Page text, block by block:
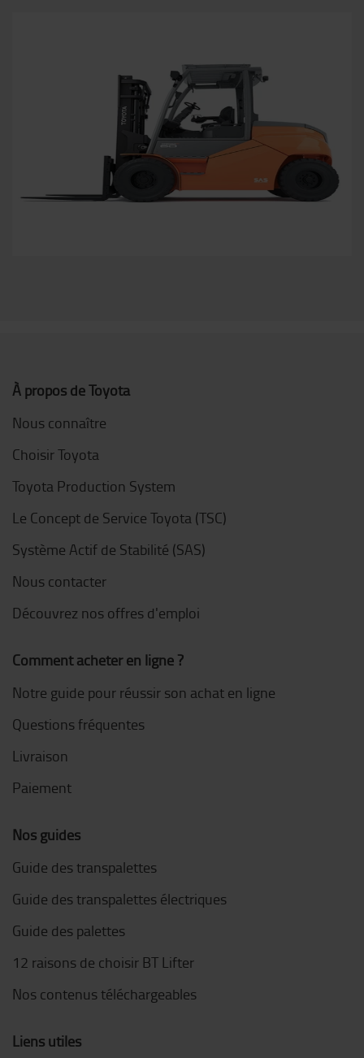
À propos de Toyota
Nous connaître
Choisir Toyota
Toyota Production System
Le Concept de Service Toyota (TSC)
Système Actif de Stabilité (SAS)
Nous contacter
Découvrez nos offres d'emploi
Comment acheter en ligne ?
Notre guide pour réussir son achat en ligne
Questions fréquentes
Livraison
Paiement
Nos guides
Guide des transpalettes
Guide des transpalettes électriques
Guide des palettes
12 raisons de choisir BT Lifter
Nos contenus téléchargeables
Liens utiles